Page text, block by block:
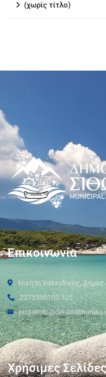
(χωρίς τίτλο)
Επικοινωνία
Νικήτη Χαλκιδικής,
2375350100 102
Χρήσιμες Σελίδες